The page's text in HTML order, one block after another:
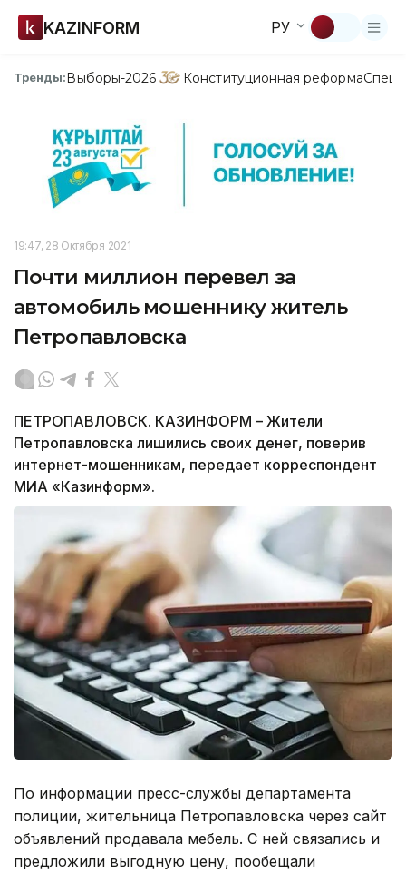
KAZINFORM РУ
Тренды:Выборы-2026 Конституционная реформа
19:47, 28 Октября 2021
Почти миллион перевел за
автомобиль мошеннику житель
Петропавловска
ПЕТРОПАВЛОВСК. КАЗИНФОРМ – Жители
Петропавловска лишились своих денег, поверив
интернет-мошенникам, передает корреспондент
МИА «Казинформ».
По информации пресс-службы департамента
полиции, жительница Петропавловска через сайт
объявлений продавала мебель. С ней связались и
предложили выгодную цену, пообещали